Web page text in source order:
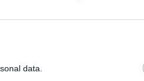
data.
«Οι εργασίες
Νεάπολη – Άγιος
θα ενταθεί. Αυτή